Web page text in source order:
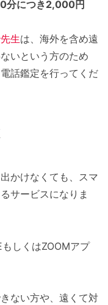
分につき2,000円
生は、海外を含め遠
いという方のため
話鑑定を行ってくだ
かけなくても、スマ
サービスになりま
しくはZOOMアプ
ない方や、遠くて対